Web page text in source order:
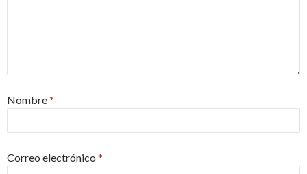
Nombre*
Correo electrónico *